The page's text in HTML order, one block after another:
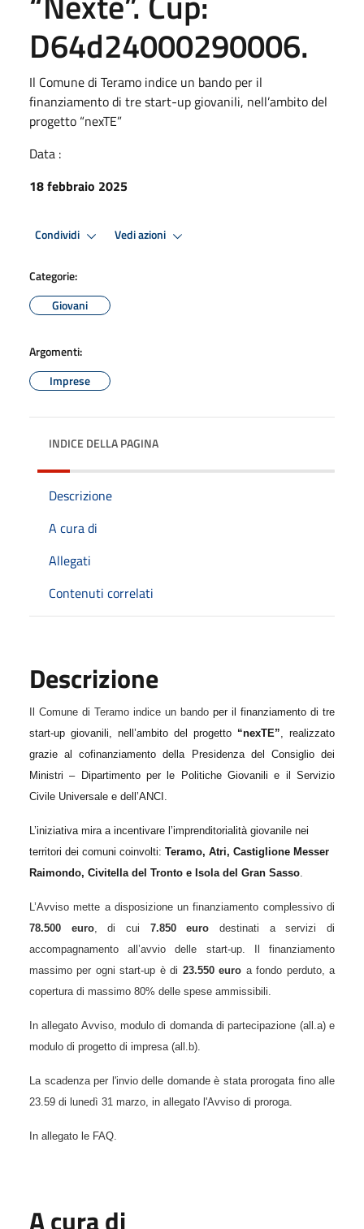
D64d24000290006.
Il Comune di Teramo indice un bando per il
finanziamento di tre start-up giovanili, nell’ambito del
progetto “nexTE”
Data :
18 febbraio 2025
Condividi Vedi azioni
Categorie:
Giovani
Argomenti:
Imprese
INDICE DELLA PAGINA
Descrizione
A cura di
Allegati
Contenuti correlati
Descrizione
Il Comune di Teramo indice un bando per il finanziamento di tre
start-up giovanili, nell’ambito del progetto “nexTE” , realizzato
grazie al cofinanziamento della Presidenza del Consiglio dei
Ministri – Dipartimento per le Politiche Giovanili e il Servizio
Civile Universale e dell’ANCI.
L’iniziativa mira a incentivare l’imprenditorialità giovanile nei
territori dei comuni coinvolti: Teramo, Atri, Castiglione Messer
Raimondo, Civitella del Tronto e Isola del Gran Sasso
L’Avviso mette a disposizione un finanziamento complessivo di
78.500 euro, di cui 7.850 euro destinati a servizi di
accompagnamento all’avvio delle start-up. Il finanziamento
massimo per ogni start-up è di 23.550 euro a fondo perduto,a
copertura di massimo 80% delle spese ammissibili.
In allegato Avviso, modulo di domanda di partecipazione (all.a) e
modulo di progetto di impresa (all.b)
La scadenza per l'invio delle domande è stata prorogata fino alle
23.59 di lunedì 31 marzo, in allegato l'Avviso di proroga.
In allegato le FAQ.
A cura di